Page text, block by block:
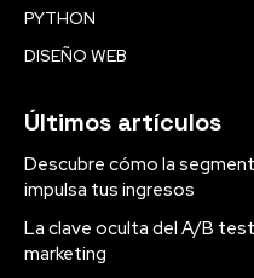
PYTHON
DISEÑO WEB
Últimos artículos
Descubre cómo la
impulsa tus ingresos
La clave oculta del A/B
marketing